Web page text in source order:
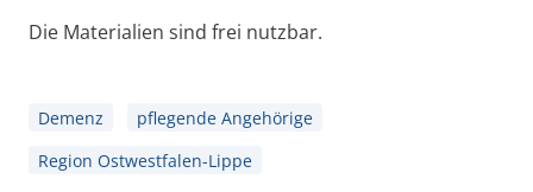
Die Materialien sind frei nutzbar.
Demenz
pflegende Angehörige
Region Ostwestfalen-Lippe